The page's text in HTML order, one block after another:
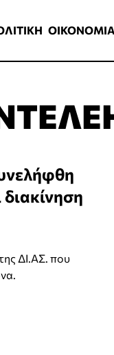
ΟΙΚΟΝΟΜΙΑ
ΔΙ.ΑΣ. που